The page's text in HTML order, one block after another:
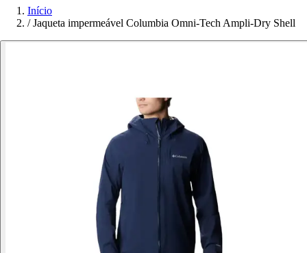
Início
/ Jaqueta impermeável Columbia Omni-Tech Ampli-Dry Shell